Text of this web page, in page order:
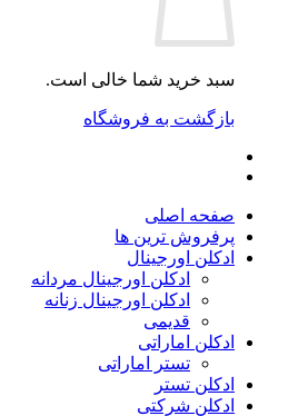
سبد خرید شما خالی است.
بازگشت به فروشگاه
صفحه اصلی
پرفروش ترین ها
ادکلن اورجینال
ادکلن اورجینال مردانه
ادکلن اورجینال زنانه
قدیمی
ادکلن اماراتی
تستر اماراتی
ادکلن تستر
ادکلن شرکتی